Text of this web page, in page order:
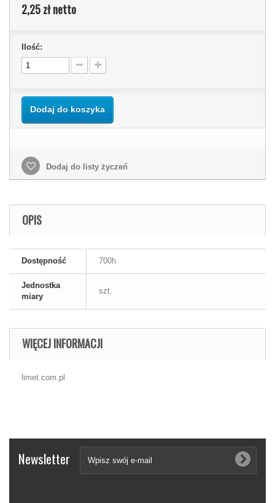
2,25 złnetto
Ilość:
Dodaj do koszyka
Dodaj do listy życzeń
OPIS
Dostępność 700h
Jednostka
miary
szt.
WIĘCEJ INFORMACJI
limet.com.pl
Newsletter